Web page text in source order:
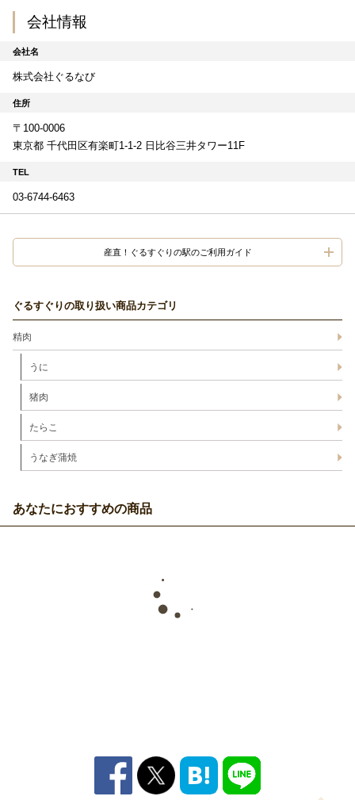
会社情報
会社名
株式会社ぐるなび
住所
〒100-0006
東京都 千代田区有楽町1-1-2 日比谷三井タワー11F
TEL
03-6744-6463
産直！ぐるすぐりの駅のご利用ガイド
ぐるすぐりの取り扱い商品カテゴリ
精肉
うに
猪肉
たらこ
うなぎ蒲焼
あなたにおすすめの商品